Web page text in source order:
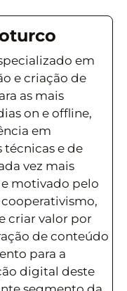
em
e criação de
as mais
on e offline,
em
técnicas e de
vez mais
motivado pelo
criar valor por
de conteúdo
para a
digital deste